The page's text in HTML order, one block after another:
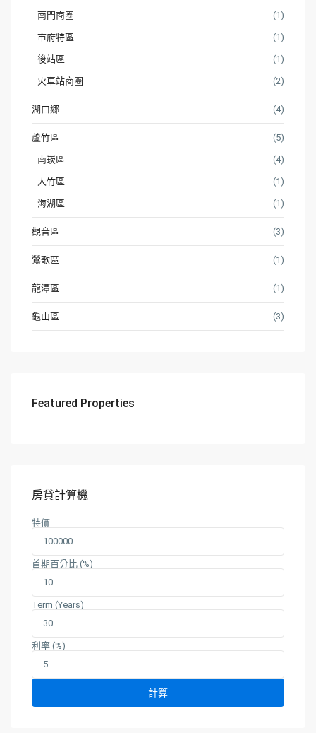
南門商圈 (1)
市府特區 (1)
後站區 (1)
火車站商圈 (2)
湖口鄉 (4)
蘆竹區 (5)
南崁區 (4)
大竹區 (1)
海湖區 (1)
觀音區 (3)
鶯歌區 (1)
龍潭區 (1)
龜山區 (3)
Featured Properties
房貸計算機
特價
首期百分比 (%)
Term (Years)
利率 (%)
計算